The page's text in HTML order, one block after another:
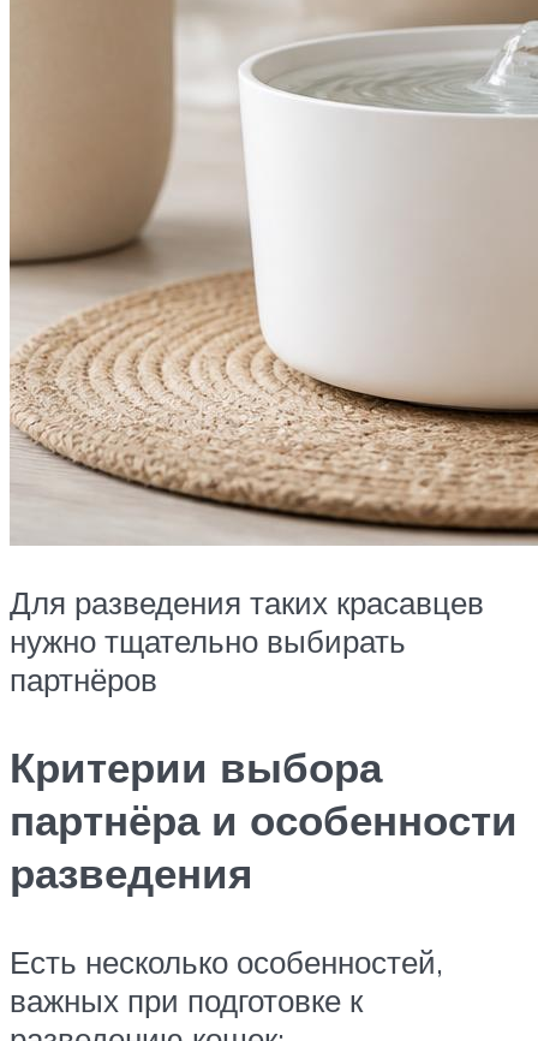
Для разведения таких красавцев
нужно тщательно выбирать
партнёров
Критерии выбора
партнёра и особенности
разведения
Есть несколько особенностей,
важных при подготовке к